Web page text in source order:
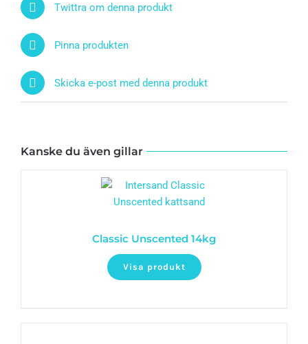
Twittra om denna produkt
Pinna produkten
Skicka e-post med denna produkt
Kanske du även gillar
Classic Unscented 14kg
Visa produkt